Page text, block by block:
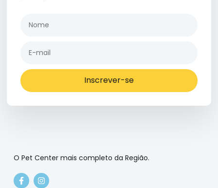
Inscrever-se
O Pet Center mais completo da Região.